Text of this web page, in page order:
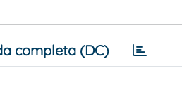
completa (DC)